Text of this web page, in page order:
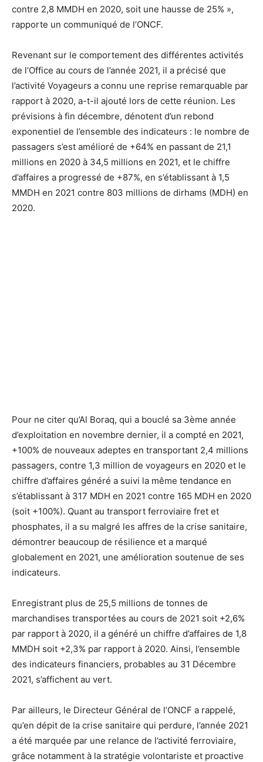
contre 2,8 MMDH en 2020, soit une hausse de 25% »,
rapporte un communiqué de l’ONCF.
Revenant sur le comportement des différentes activités
de l’Office au cours de l’année 2021, il a précisé que
l’activité Voyageurs a connu une reprise remarquable par
rapport à 2020, a-t-il ajouté lors de cette réunion. Les
prévisions à fin décembre, dénotent d’un rebond
exponentiel de l’ensemble des indicateurs : le nombre de
passagers s’est amélioré de +64% en passant de 21,1
millions en 2020 à 34,5 millions en 2021, et le chiffre
d’affaires a progressé de +87%, en s’établissant à 1,5
MMDH en 2021 contre 803 millions de dirhams (MDH) en
2020.
Pour ne citer qu’Al Boraq, qui a bouclé sa 3ème année
d’exploitation en novembre dernier, il a compté en 2021,
+100% de nouveaux adeptes en transportant 2,4 millions
passagers, contre 1,3 million de voyageurs en 2020 et le
chiffre d’affaires généré a suivi la même tendance en
s’établissant à 317 MDH en 2021 contre 165 MDH en 2020
(soit +100%). Quant au transport ferroviaire fret et
phosphates, il a su malgré les affres de la crise sanitaire,
démontrer beaucoup de résilience et a marqué
globalement en 2021, une amélioration soutenue de ses
indicateurs.
Enregistrant plus de 25,5 millions de tonnes de
marchandises transportées au cours de 2021 soit +2,6%
par rapport à 2020, il a généré un chiffre d’affaires de 1,8
MMDH soit +2,3% par rapport à 2020. Ainsi, l’ensemble
des indicateurs financiers, probables au 31 Décembre
2021, s’affichent au vert.
Par ailleurs, le Directeur Général de l’ONCF a rappelé,
qu’en dépit de la crise sanitaire qui perdure, l’année 2021
a été marquée par une relance de l’activité ferroviaire,
grâce notamment à la stratégie volontariste et proactive